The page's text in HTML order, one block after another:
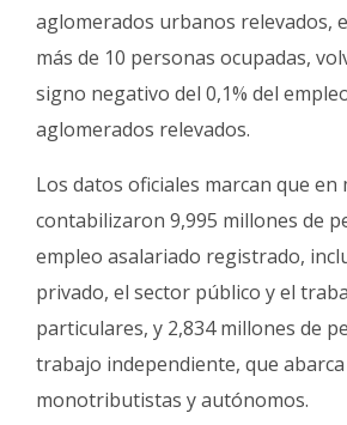
aglomerados urbanos relevados,
más de 10 personas ocupadas,
signo negativo del 0,1% del
aglomerados relevados.
Los datos oficiales marcan que en
contabilizaron 9,995 millones de
empleo asalariado registrado,
privado, el sector público y el
particulares, y 2,834 millones de
trabajo independiente, que abarca
monotributistas y autónomos.